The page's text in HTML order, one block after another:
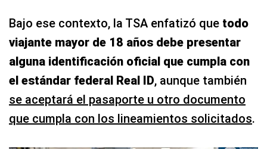
Bajo ese contexto, la TSA enfatizó que todo
viajante mayor de 18 años debe presentar
alguna identificación oficial que cumpla con
el estándar federal Real ID, aunque también
se aceptará el pasaporte u otro documento
que cumpla con los lineamientos solicitados.